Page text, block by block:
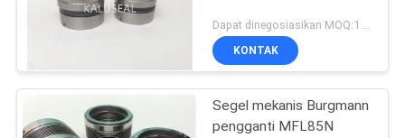
Dapat dinegosiasikan MOQ:1 set
KONTAK
Segel mekanis Burgmann
pengganti MFL85N